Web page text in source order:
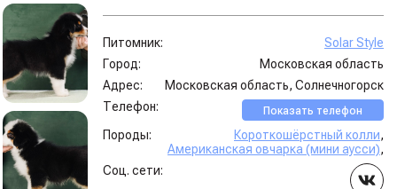
Питомник:
Solar Style
Город:
Московская область
Адрес:
Московская область, Солнечногорск
Телефон:
Показать телефон
Породы: Короткошёрстный колли,
Американская овчарка (мини аусси),
Соц. сети: